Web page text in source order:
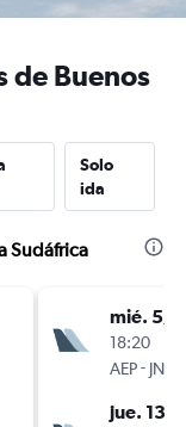
de Buenos
Solo
ida
Sudáfrica
mié. 5/8
18:20
AEP- JNB
jue. 13/